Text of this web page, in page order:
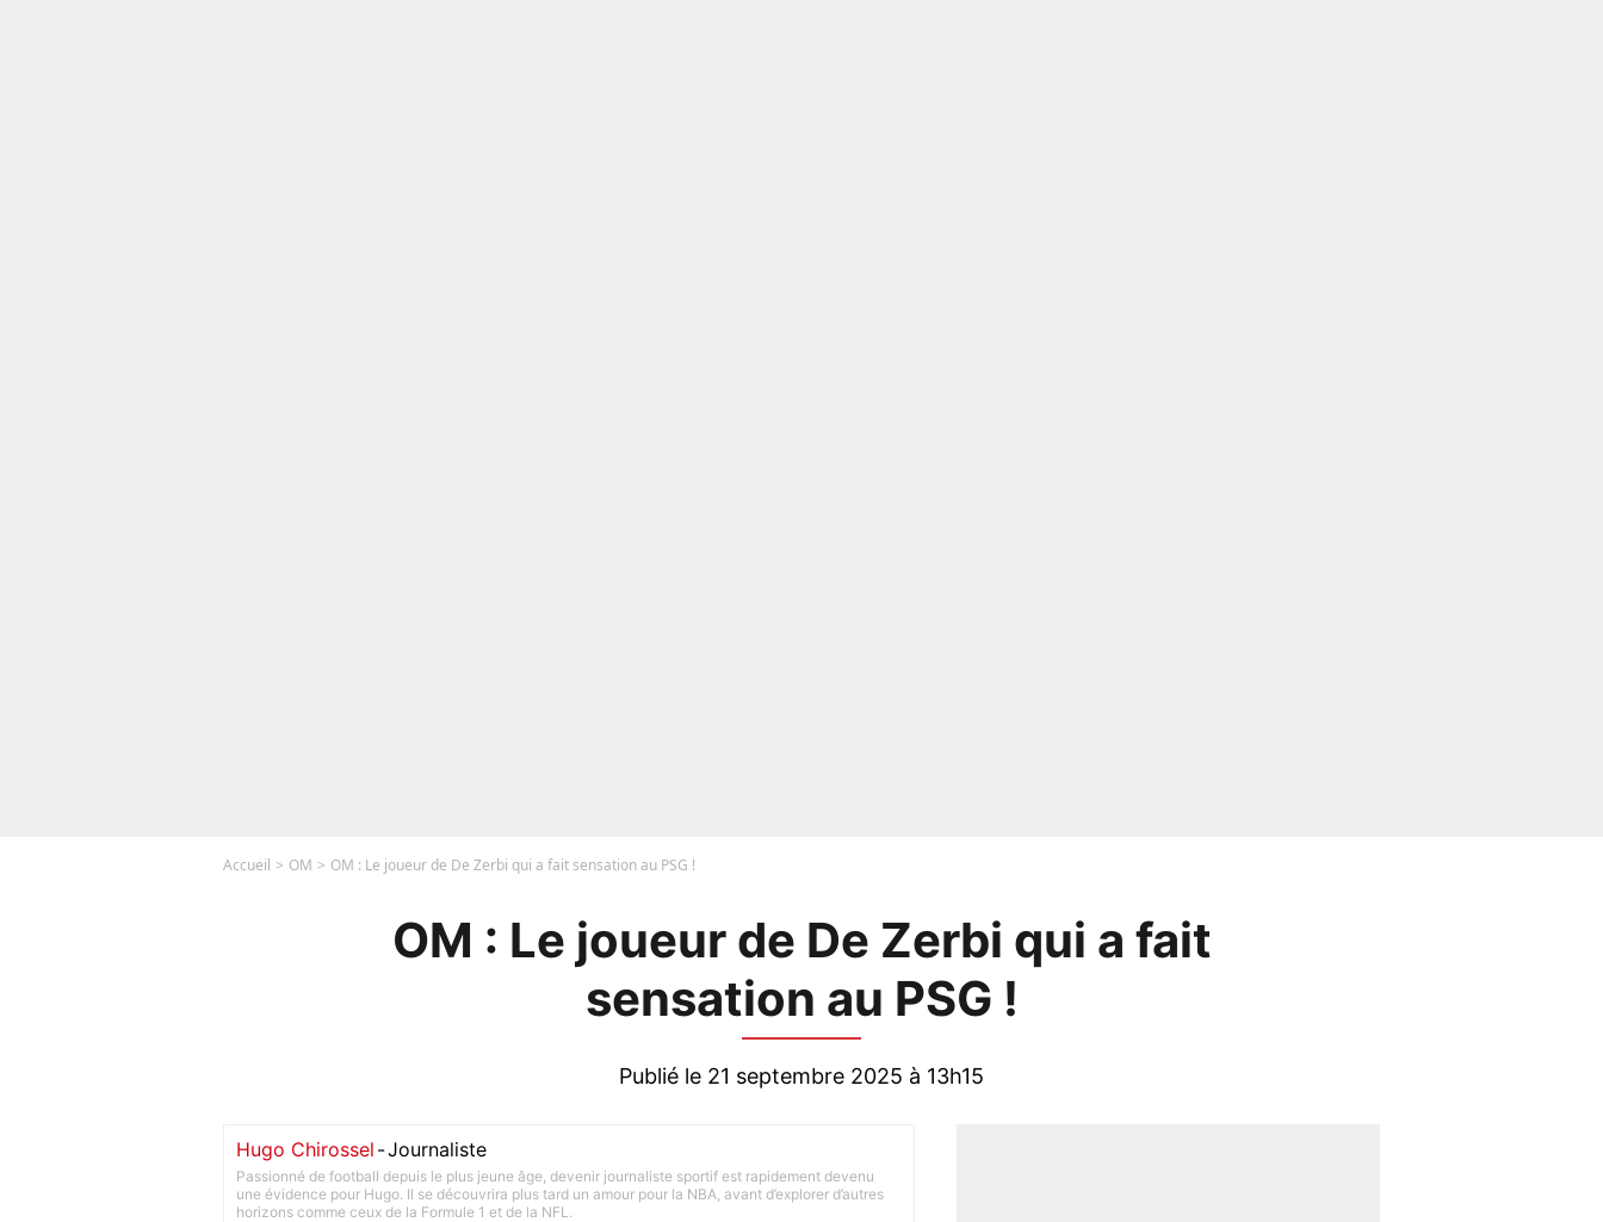
Accueil OM OM : Le joueur de De Zerbi qui a fait sensation au PSG !
OM : Le joueur de De Zerbi qui a fait
sensation au PSG !
Publié le 21 septembre 2025 à 13h15
Hugo Chirossel -Journaliste
Passionné de football depuis le plus jeune âge, devenir journaliste sportif est rapidement devenu
une évidence pour Hugo. Il se découvrira plus tard un amour pour la NBA, avant d’explorer d’autres
horizons comme ceux de la Formule 1 et de la NFL.